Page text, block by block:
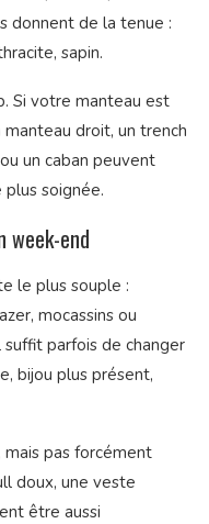
donnent de la tenue :
sapin.
Si votre manteau est
droit, un trench
un caban peuvent
soignée.
week-end
le plus souple :
mocassins ou
parfois de changer
bijou plus présent,
pas forcément
doux, une veste
être aussi